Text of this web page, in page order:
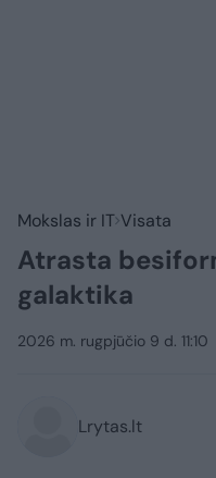
Mokslas ir IT Visata
Atrasta
galaktika
2026 m. rugpjūčio 9 d. 11:10
Lrytas.lt